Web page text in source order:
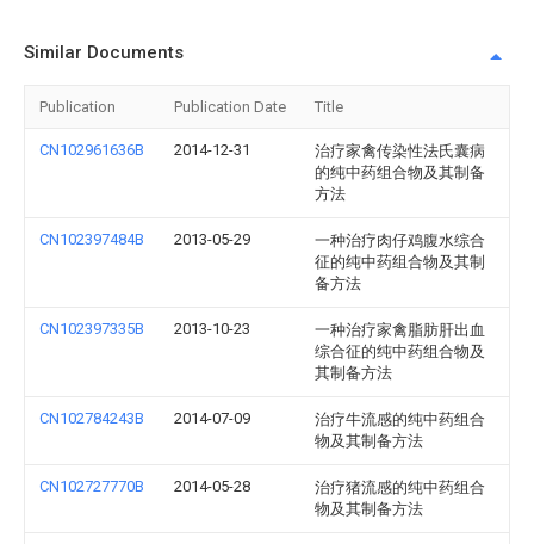
Similar Documents
Publication Publication Date Title
CN102961636B 2014-12-31
治疗家禽传染性法氏囊病
的纯中药组合物及其制备
方法
CN102397484B 2013-05-29
一种治疗肉仔鸡腹水综合
征的纯中药组合物及其制
备方法
CN102397335B 2013-10-23
一种治疗家禽脂肪肝出血
综合征的纯中药组合物及
其制备方法
CN102784243B 2014-07-09
治疗牛流感的纯中药组合
物及其制备方法
CN102727770B 2014-05-28
治疗猪流感的纯中药组合
物及其制备方法